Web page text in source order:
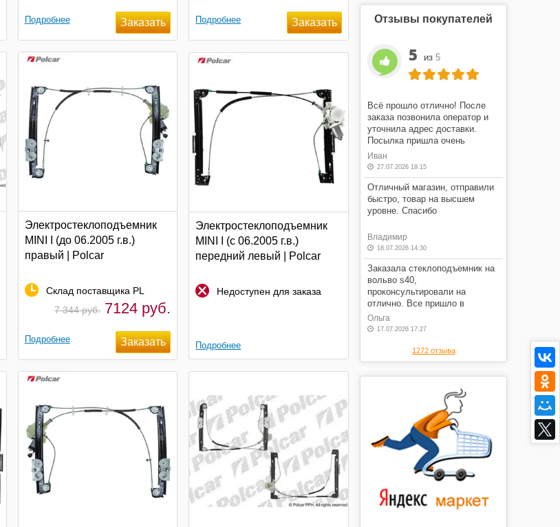
Подробнее Подробнее
Электростеклоподъемник
MINI I (до 06.2005 г.в.)
правый | Polcar
Склад поставщика PL
7 344 руб. 7124 руб.
Подробнее
Электростеклоподъемник
MINI I (c 06.2005 г.в.)
передний левый | Polcar
Недоступен для заказа
Подробнее
Отзывы покупателей
5 из5
Всё прошло отлично! После
заказа позвонила оператор и
уточнила адрес доставки.
Посылка пришла очень
быстро! Я очень доволен этим
магазином.
Иван
27.07.2026 19:15
Отличный магазин, отправили
быстро, товар на высшем
уровне. Спасибо
Владимир
18.07.2026 14:30
Заказала стеклоподъемник на
вольво s40,
проконсультировали на
отлично. Все пришло в
оговоренные сроки, в отличном
состоянии, по оговоренной
Ольга
17.07.2026 17:27
1272 отзыва